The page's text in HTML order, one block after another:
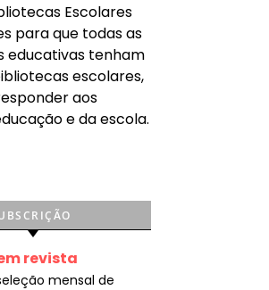
Escolares
para que todas as
educativas tenham
escolares,
aos
e da escola.
revista
mensal de